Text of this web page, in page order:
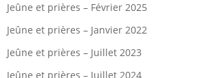
Jeûne et prières – Février 2025
Jeûne et prières – Janvier 2022
Jeûne et prières – Juillet 2023
Jeûne et prières – Juillet 2024